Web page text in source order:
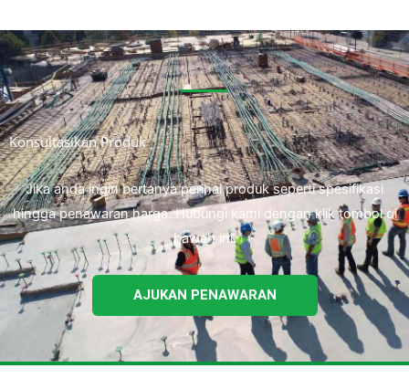
Konsultasikan Produk
Jika anda ingin bertanya perihal produk seperti spesifikasi
hingga penawaran harga. Hubungi kami dengan klik tombol di
bawah ini.
AJUKAN PENAWARAN